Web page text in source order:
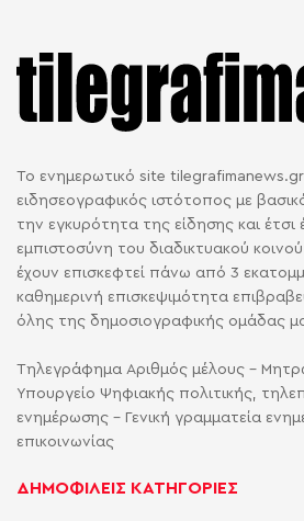
Το ενημερωτικό site tilegrafimanews.gr
ειδησεογραφικός ιστότοπος με
την εγκυρότητα της είδησης και έτσι
εμπιστοσύνη του διαδικτυακού
έχουν επισκεφτεί πάνω από 3
καθημερινή επισκεψιμότητα
όλης της δημοσιογραφικής ομάδας
Τηλεγράφημα Αριθμός μέλους -
Υπουργείο Ψηφιακής πολιτικής,
ενημέρωσης - Γενική γραμματεία
επικοινωνίας
ΔΗΜΟΦΙΛΕΙΣ ΚΑΤΗΓΟΡΙΕΣ